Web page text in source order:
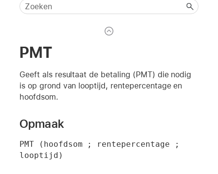
PMT
Geeft als resultaat de betaling (PMT) die nodig
is op grond van looptijd, rentepercentage en
hoofdsom.
Opmaak
PMT (hoofdsom ; rentepercentage ;
looptijd)